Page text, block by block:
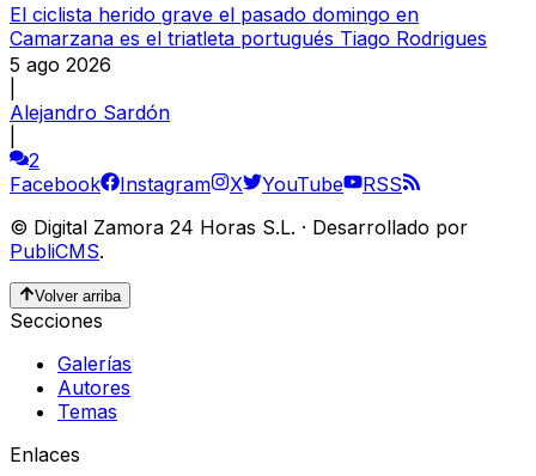
El ciclista herido grave el pasado domingo en
Camarzana es el triatleta portugués Tiago Rodrigues
5 ago 2026
Alejandro Sardón
2
Facebook
Instagram X YouTube
RSS
© Digital Zamora 24 Horas S.L. · Desarrollado por
PubliCMS.
Volver arriba
Secciones
Galerías
Autores
Temas
Enlaces